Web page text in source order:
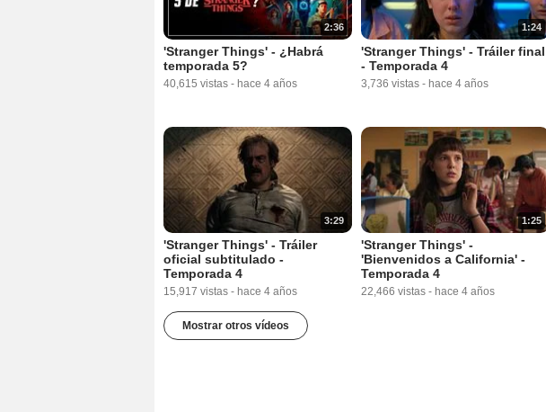
2:36
'Stranger Things' - ¿Habrá
temporada 5?
40,615 vistas - hace 4 años
1:24
'Stranger Things' - Tráiler final
- Temporada 4
3,736 vistas - hace 4 años
3:29
'Stranger Things' - Tráiler
oficial subtitulado -
Temporada 4
15,917 vistas - hace 4 años
1:25
'Stranger Things' -
'Bienvenidos a California' -
Temporada 4
22,466 vistas - hace 4 años
Mostrar otros vídeos